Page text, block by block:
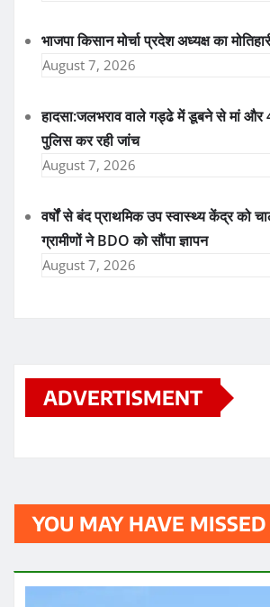
भाजपा किसान मोर्चा प्रदेश अध्यक्ष का
August 7, 2026
हादसा:जलभराव वाले गड्ढे में डूबने से मां और
पुलिस कर रही जांच
August 7, 2026
वर्षों से बंद प्राथमिक उप स्वास्थ्य केंद्र को
ग्रामीणों ने BDO को सौंपा ज्ञापन
August 7, 2026
ADVERTISMENT
YOU MAY HAVE MISSED